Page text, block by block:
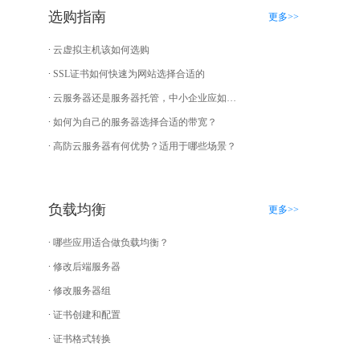
选购指南 更多>>
云虚拟主机该如何选购
SSL证书如何快速为网站选择合适的
云服务器还是服务器托管，中小企业应如何选择？
如何为自己的服务器选择合适的带宽？
高防云服务器有何优势？适用于哪些场景？
负载均衡 更多>>
哪些应用适合做负载均衡？
修改后端服务器
修改服务器组
证书创建和配置
证书格式转换